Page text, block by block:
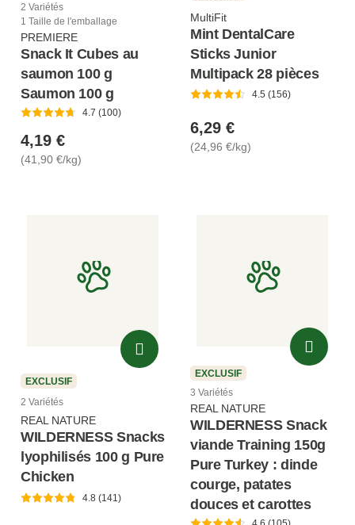
2 Variétés
1 Taille de l'emballage
PREMIERE
Snack It Cubes au
saumon 100 g
Saumon 100 g
4.7 (100)
4,19 €
(41,90 €/kg)
MultiFit
Mint DentalCare
Sticks Junior
Multipack 28 pièces
4.5 (156)
6,29 €
(24,96 €/kg)
EXCLUSIF
2 Variétés
REAL NATURE
WILDERNESS Snacks
lyophilisés 100 g Pure
Chicken
4.8 (141)
EXCLUSIF
3 Variétés
REAL NATURE
WILDERNESS Snack
viande Training 150g
Pure Turkey : dinde
courge, patates
douces et carottes